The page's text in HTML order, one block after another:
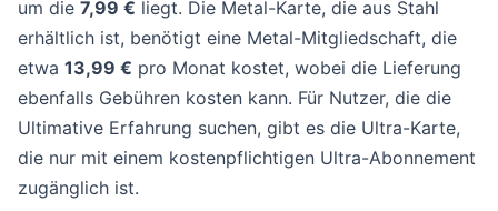
um die 7,99 € liegt. Die Metal-Karte, die aus Stahl
erhältlich ist, benötigt eine Metal-Mitgliedschaft, die
etwa 13,99 € pro Monat kostet, wobei die Lieferung
ebenfalls Gebühren kosten kann. Für Nutzer, die die
Ultimative Erfahrung suchen, gibt es die Ultra-Karte,
die nur mit einem kostenpflichtigen Ultra-Abonnement
zugänglich ist.